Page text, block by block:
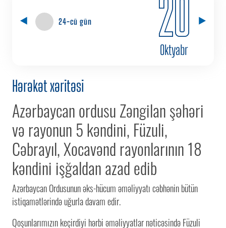
24-cü gün 20
Oktyabr
Hərəkət xəritəsi
Azərbaycan ordusu Zəngilan şəhəri
və rayonun 5 kəndini, Füzuli,
Cəbrayıl, Xocavənd rayonlarının 18
kəndini işğaldan azad edib
Azərbaycan Ordusunun əks-hücum əməliyyatı cəbhənin bütün
istiqamətlərində uğurla davam edir.
Qoşunlarımızın keçirdiyi hərbi əməliyyatlar nəticəsində Füzuli